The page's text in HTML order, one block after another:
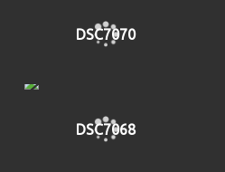
DSC7070
DSC7068